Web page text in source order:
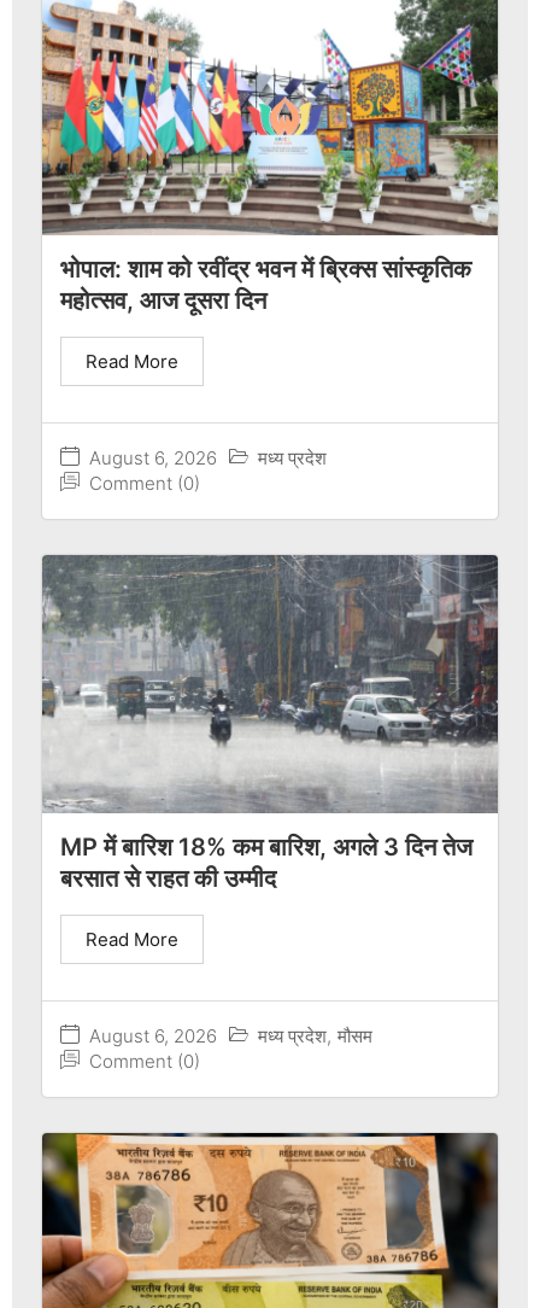
भोपाल: शाम को रवींद्र भवन में ब्रिक्स सांस्कृतिक
महोत्सव, आज दूसरा दिन
August 6, 2026
मध्य प्रदेश
Comment (0)
Read More
MP में बारिश 18% कम बारिश, अगले 3 दिन तेज
बरसात से राहत की उम्मीद
August 6, 2026 मध्य प्रदेश, मौसम
Comment (0)
Read More